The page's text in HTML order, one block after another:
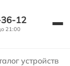
12
21:00
устройств